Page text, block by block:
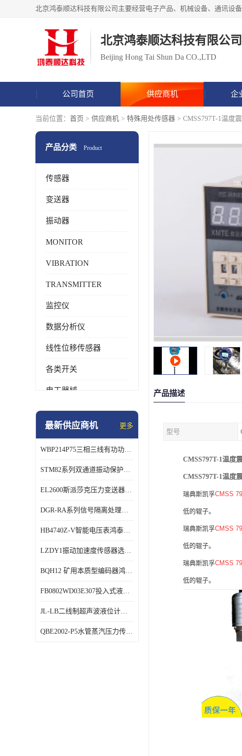
北京鸿泰顺达科技有限公司
Beijing Hong Tai Shun Da CO.,LTD
公司首页 供应商机 企
当前位置： 首页 > 供应商机 > 特殊用处传感器 > CMSS797T-1温度
产品分类 Product
传感器
变送器
振动器
MONITOR
VIBRATION
TRANSMITTER
监控仪
数据分析仪
线性位移传感器
各类开关
电工器械
模块化产品
特殊用处传感器
特殊用途变送器
最新供应商机 更多
WBP214P75三相三线有功功率传感器鸿泰顺达产品稳定性好
STM82系列双通道振动保护表鸿泰产品技术规格
EL2600斯派莎克压力变送器技术规格
DGR-RA系列信号隔离处理器鸿泰产品技术规格
HB4740Z-V智能电压表鸿泰产品外形美观大方
LZDY1振动加速度传感器选型资料
BQH12 矿用本质型编码器鸿泰产品实物展示
FB0802WD03E307投入式液位计鸿泰产品选型参数
JL-LB二线制超声波液位计鸿泰产品外形美观大方
QBE2002-P5水管蒸汽压力传感器西门子产品技术规格
产品描述
型号
CMSS797T-1温度
CMSS797T-1温度
瑞典斯凯孚CMSS
低的辊子。
瑞典斯凯孚CMSS
低的辊子。
瑞典斯凯孚CMSS
低的辊子。